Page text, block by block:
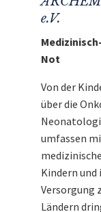
e.V.
Not
Von der
über die
umfassen
Kindern und
Versorgung
Ländern